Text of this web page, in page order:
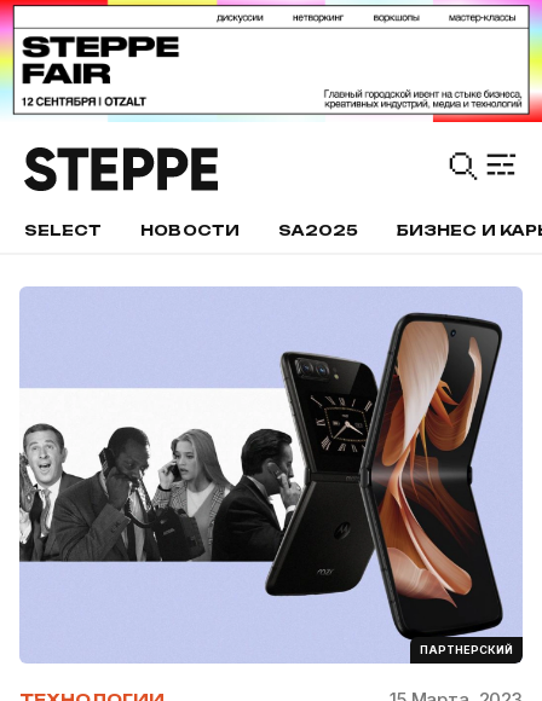
SELECT НОВОСТИ SA2025 БИЗНЕС И
ПАРТНЕРСКИЙ